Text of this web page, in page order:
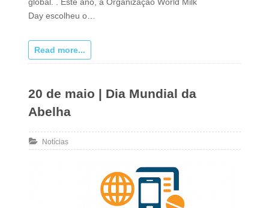
Day escolheu o…
Read more...
20 de maio | Dia Mundial da
Abelha
Notícias